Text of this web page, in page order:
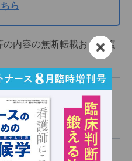
ら
内容の無断転載および複